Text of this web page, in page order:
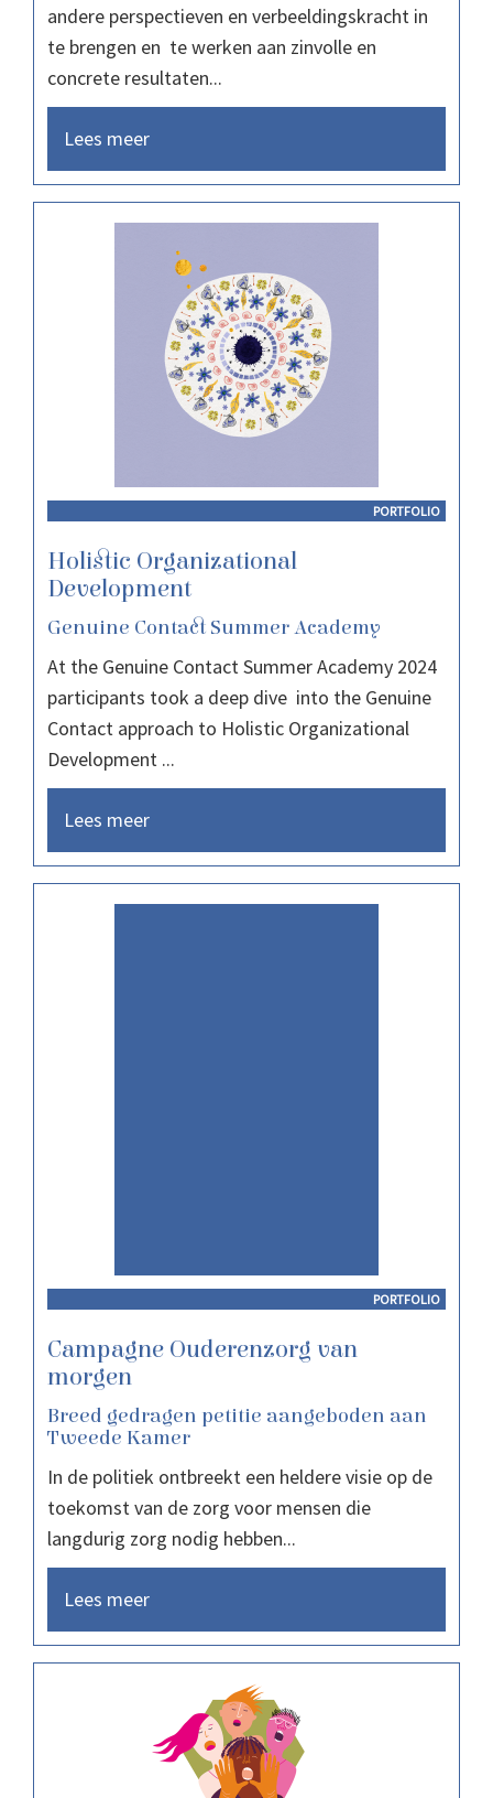
andere perspectieven en verbeeldingskracht in
te brengen en te werken aan zinvolle en
concrete resultaten...
Lees meer
PORTFOLIO
Holistic Organizational
Development
Genuine Contact Summer Academy
At the Genuine Contact Summer Academy 2024
participants took a deep dive into the Genuine
Contact approach to Holistic Organizational
Development ...
Lees meer
PORTFOLIO
Campagne Ouderenzorg van
morgen
Breed gedragen petitie aangeboden aan
Tweede Kamer
In de politiek ontbreekt een heldere visie op de
toekomst van de zorg voor mensen die
langdurig zorg nodig hebben...
Lees meer